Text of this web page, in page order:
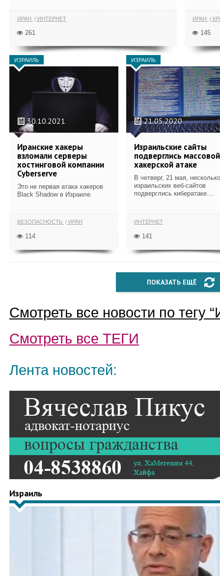
ИРАН ИНТЕРНЕТ
261
ИРАН
145
ИЗРАИЛЬ
30.10.2021
Иранские хакеры
взломали серверы
хостинговой компании
Cyberserve
Это не первая атака хакеров
Black Shadow в Израиле.
БЕЗОПАСНОСТЬ ИРАН
114
ИЗРАИЛЬ
21.05.2020
Израильские сайты
подверглись массовой
хакерской атаке
В четверг, 21 мая, несколько
израильских веб-сайтов
подверглись кибератаке....
ИНТЕРНЕТ
141
ПОКАЗАТЬ ЕЩЁ
Смотреть все новости по тегу “
Смотреть все ТЕГИ
Лента новостей:
Израиль